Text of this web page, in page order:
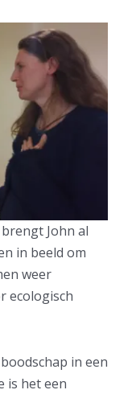
John al
in beeld om
weer
ecologisch
in een
is het een